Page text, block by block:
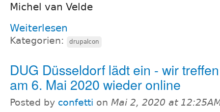
Michel van Velde
Weiterlesen
Kategorien: drupalcon
DUG Düsseldorf lädt ein - wir
am 6. Mai 2020 wieder online
Posted by confetti on Mai 2, 2020 at